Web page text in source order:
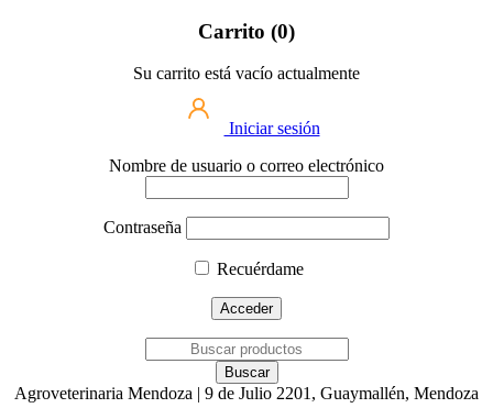
Carrito (0)
Su carrito está vacío actualmente
Iniciar sesión
Nombre de usuario o correo electrónico
Contraseña
Recuérdame
Agroveterinaria Mendoza | 9 de Julio 2201, Guaymallén, Mendoza